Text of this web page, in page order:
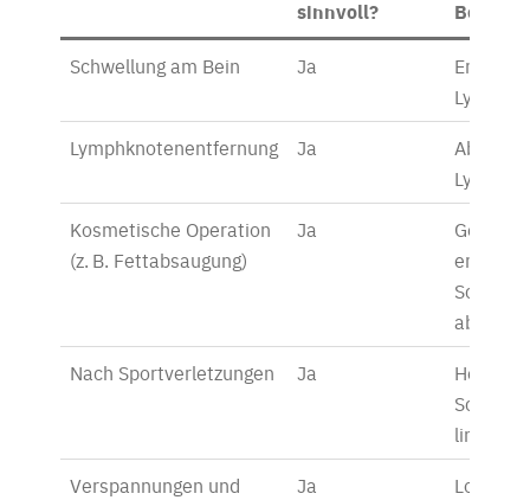
sinnvoll?
Schwellung am Bein Ja
Lymphknotenentfernung
Ja
Kosmetische Operation
(z. B. Fettabsaugung)
Ja
Gewebe
abbauen
Nach Sportverletzungen
Ja
Heilung
lindern
Verspannungen und
Ja